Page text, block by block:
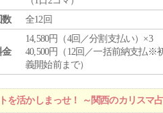
数
全12回
金
14,580円（4回／分割支払い）×3
40,500円（12回／一括前納支払※
義開始前まで）
を活かしまっせ！ ～関西のカリスマ